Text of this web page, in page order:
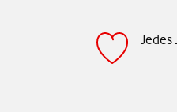
Jedes